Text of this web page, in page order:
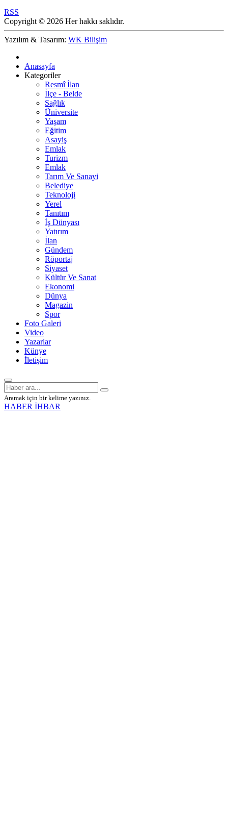
RSS
Copyright © 2026 Her hakkı saklıdır.
Yazılım & Tasarım: WK Bilişim
Anasayfa
Kategoriler
Resmî İlan
İlçe - Belde
Sağlık
Üniversite
Yaşam
Eğitim
Asayiş
Emlak
Turizm
Emlak
Tarım Ve Sanayi
Belediye
Teknoloji
Yerel
Tanıtım
İş Dünyası
Yatırım
İlan
Gündem
Röportaj
Siyaset
Kültür Ve Sanat
Ekonomi
Dünya
Magazin
Spor
Foto Galeri
Video
Yazarlar
Künye
İletişim
Aramak için bir kelime yazınız.
HABER İHBAR